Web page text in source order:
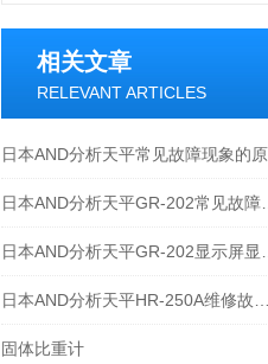
相关文章
RELEVANT ARTICLES
固体比重计